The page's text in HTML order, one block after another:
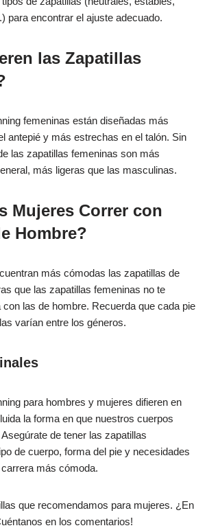
para encontrar el ajuste adecuado.
las Zapatillas
femeninas están diseñadas más
antepié y más estrechas en el talón. Sin
las zapatillas femeninas son más
más ligeras que las masculinas.
Mujeres Correr con
Hombre?
más cómodas las zapatillas de
que las zapatillas femeninas no te
con las de hombre. Recuerda que cada pie
varían entre los géneros.
para hombres y mujeres difieren en
la forma en que nuestros cuerpos
de tener las zapatillas
de cuerpo, forma del pie y necesidades
más cómoda.
que recomendamos para mujeres. ¿En
en los comentarios!